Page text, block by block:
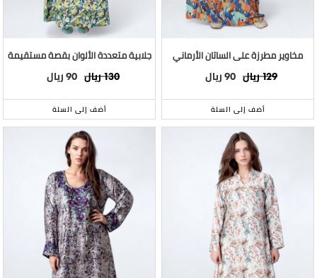
مخاوير مطرزة على الساتان الأرماني
ريال129 ريال 90
أضف إلى السلة
جلابية متعددة الألوان بقصة مستقيمة
ريال130 ريال 90
أضف إلى السلة